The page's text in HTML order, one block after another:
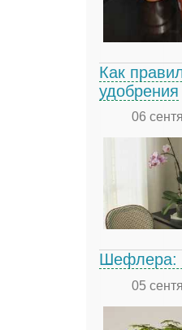
Как
удобрения
06
Шефлера:
05